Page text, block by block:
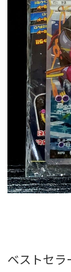
ベストセラ